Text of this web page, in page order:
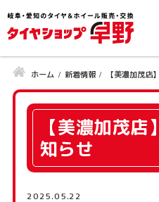
ホーム 新着情報 【美濃加茂店
【美濃加茂
知らせ
2025.05.22